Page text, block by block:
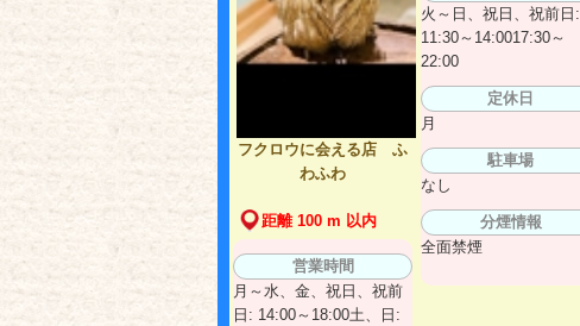
フクロウに会える店 ふ
わふわ
距離 100 m 以内
営業時間
月～水、金、祝日、祝前
日: 14:00～18:00土、日:
火～日、祝日、祝前日:
11:30～14:0017:30～
22:00
定休日
月
駐車場
なし
分煙情報
全面禁煙